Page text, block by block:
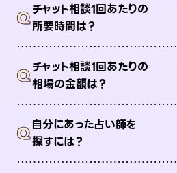
Qチャット相談1回あたりの
所要時間は？
Qチャット相談1回あたりの
相場の金額は？
Q自分にあった占い師を
探すには？